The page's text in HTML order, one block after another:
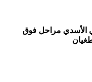
الأسدي مراحل فوق